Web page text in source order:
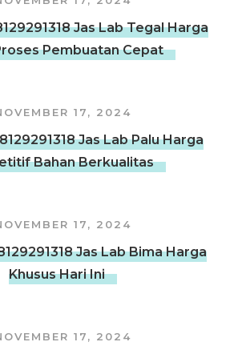
Jas Lab Tegal Harga
Pembuatan Cepat
17, 2024
Jas Lab Palu Harga
Bahan Berkualitas
17, 2024
Jas Lab Bima Harga
Khusus Hari Ini
17, 2024